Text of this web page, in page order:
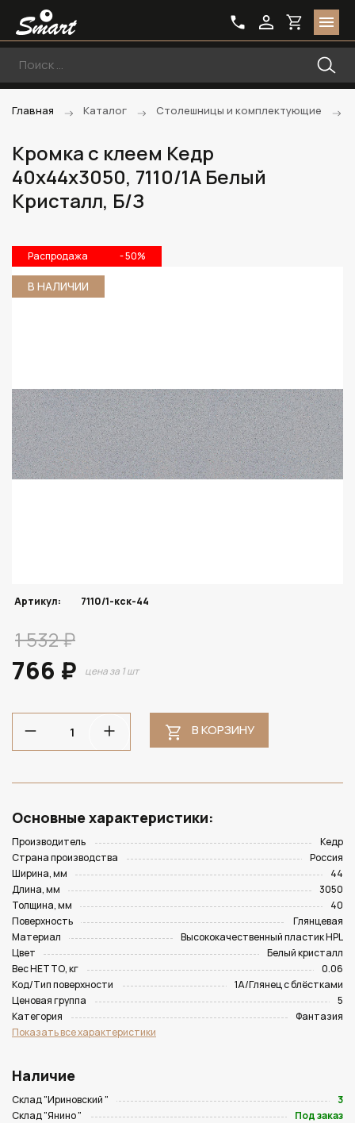
Главная Каталог Столешницы и комплектующие
Кромка с клеем Кедр
40х44х3050, 7110/1A Белый
Кристалл, Б/З
Распродажа - 50%
В НАЛИЧИИ
Артикул: 7110/1-кск-44
1 532 ₽
766 ₽ цена за 1 шт
В КОРЗИНУ
Основные характеристики:
Производитель
Кедр
Страна производства
Россия
Ширина, мм
44
Длина, мм
3050
Толщина, мм
40
Поверхность
Глянцевая
Материал
Высококачественный пластик HPL
Цвет
Белый кристалл
Вес НЕТТО, кг
0.06
Код/Тип поверхности
1A/Глянец с блёстками
Ценовая группа
5
Категория
Фантазия
Показать все характеристики
Наличие
Склад "Ириновский "
3
Склад "Янино "
Под заказ